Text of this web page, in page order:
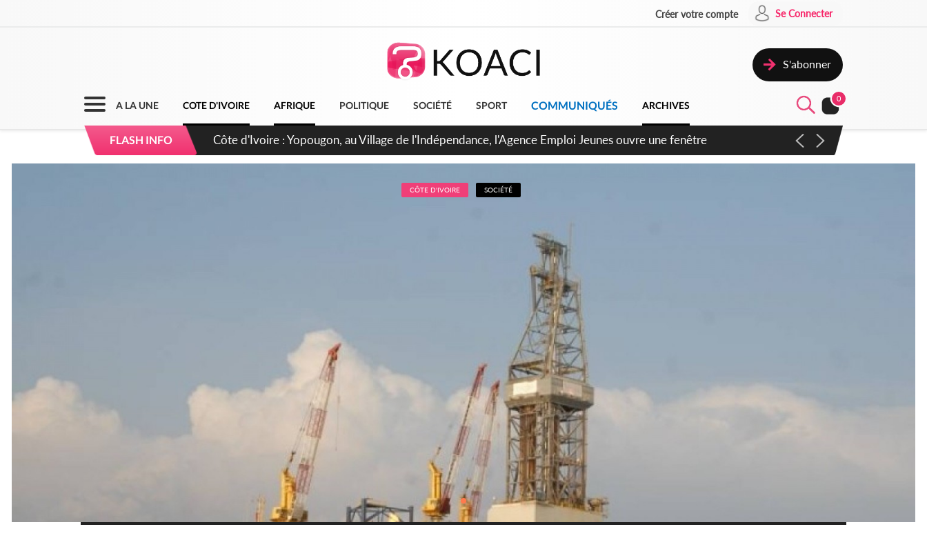
Créer votre compte Se Connecter
S'abonner
A LA UNE COTE D'IVOIRE AFRIQUE POLITIQUE SOCIÉTÉ SPORT COMMUNIQUÉS ARCHIVES
0
FLASH INFO
Côte d'Ivoire : CHU de Treichville, après la fronde, les agents contractuels obtiennent un accord avec la
direction sur les arriérés du SMIG 2023
CÔTE D'IVOIRE SOCIÉTÉ